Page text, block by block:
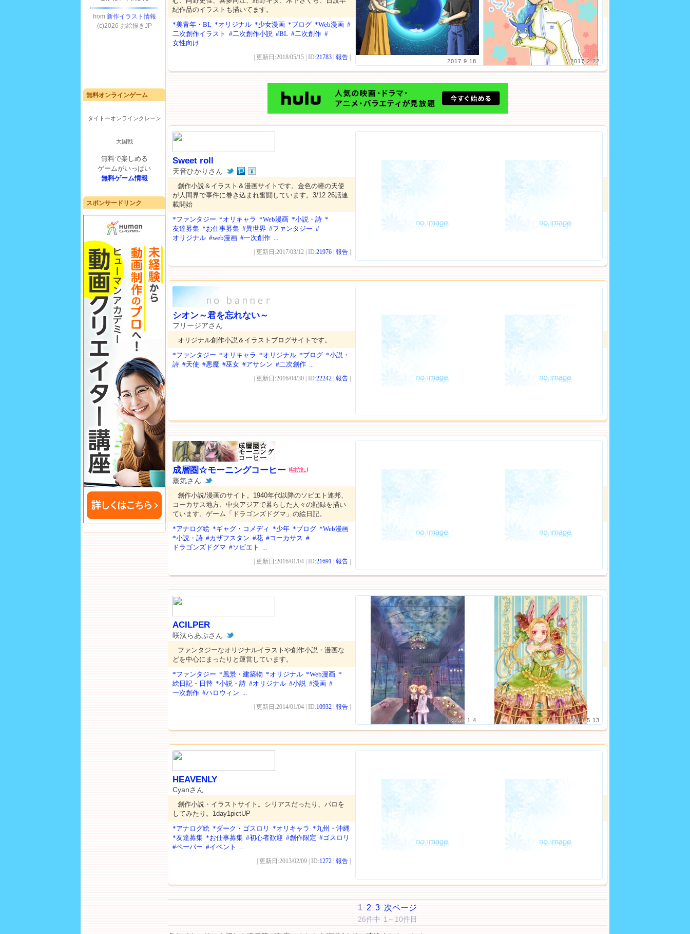
無料オンラインゲーム
タイトーオンラインクレーン
大国戦
無料で楽しめる
ゲームがいっぱい
無料ゲーム情報
スポンサードリンク
2017.9.18 2017.2.22
紀作品のイラストも描いてます。
*美青年・BL *オリジナル *少女漫画 *ブログ *Web漫画 #
二次創作イラスト #二次創作小説 #BL #二次創作 #
女性向け ...
| 更新日:2018/05/15 | ID:21783 報告
Sweet roll
天音ひかりさん
創作小説＆イラスト＆漫画サイトです。金色の瞳の天使
が人間界で事件に巻き込まれ奮闘しています。3/12 26話連
載開始
*ファンタジー *オリキャラ *Web漫画 *小説・詩 *
友達募集 *お仕事募集 #異世界 #ファンタジー #
オリジナル #web漫画 #一次創作 ...
| 更新日:2017/03/12 | ID:21976 報告
シオン～君を忘れない～
フリージアさん
オリジナル創作小説＆イラストブログサイトです。
*ファンタジー *オリキャラ *オリジナル *ブログ *小説・
詩 #天使 #悪魔 #巫女 #アサシン #二次創作 ...
| 更新日:2016/04/30 | ID:22242 報告
成層圏☆モーニングコーヒー
蒸気さん
創作小説/漫画のサイト。1940年代以降のソビエト連邦、
コーカサス地方、中央アジアで暮らした人々の記録を描い
ています。ゲーム「ドラゴンズドグマ」の絵日記。
*アナログ絵 *ギャグ・コメディ *少年 *ブログ *Web漫画
*小説・詩 #カザフスタン #花 #コーカサス #
ドラゴンズドグマ #ソビエト ...
| 更新日:2016/01/04 | ID:21691 報告
2014.1.4 2013.5.13
ACILPER
咲汰らあぷさん
ファンタジーなオリジナルイラストや創作小説・漫画な
どを中心にまったりと運営しています。
*ファンタジー *風景・建築物 *オリジナル *Web漫画 *
絵日記・日替 *小説・詩 #オリジナル #小説 #漫画 #
一次創作 #ハロウィン ...
| 更新日:2014/01/04 | ID:10932 報告
HEAVENLY
Cyanさん
創作小説・イラストサイト。シリアスだったり、パロを
してみたり。1day1pictUP
*アナログ絵 *ダーク・ゴスロリ *オリキャラ *九州・沖縄
*友達募集 *お仕事募集 #初心者歓迎 #創作限定 #ゴスロリ
#ペーパー #イベント ...
| 更新日:2013/02/09 | ID:1272 報告
1 2 3 次ページ
26件中 1～10件目